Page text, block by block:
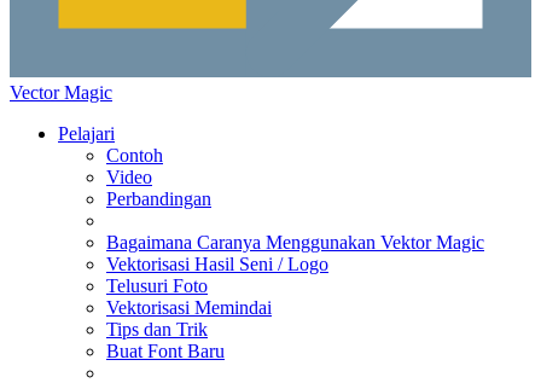
Vector Magic
Pelajari
Contoh
Video
Perbandingan
Bagaimana Caranya Menggunakan Vektor Magic
Vektorisasi Hasil Seni / Logo
Telusuri Foto
Vektorisasi Memindai
Tips dan Trik
Buat Font Baru